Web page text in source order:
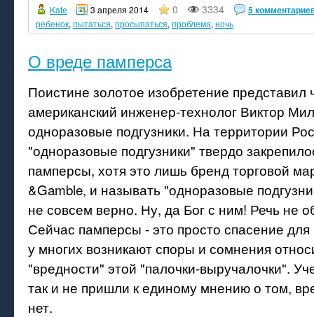
Kate 3 апреля 2014 0 3334 5
ребенок, пытаться, просыпаться, проблема, ночь
О вреде памперса
Поистине золотое изобретение представил
американский инженер-технолог Виктор
одноразовые подгузники. На территории
"одноразовые подгузники" твердо
памперсы, хотя это лишь бренд торговой
&Gamble, и называть "одноразовые
не совсем верно. Ну, да Бог с ним! Речь не
Сейчас памперсы - это просто спасение
у многих возникают споры и сомнения
"вредности" этой "палочки-выручалочки".
так и не пришли к единому мнению о том,
нет.